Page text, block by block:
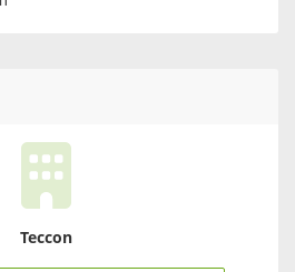
Teccon